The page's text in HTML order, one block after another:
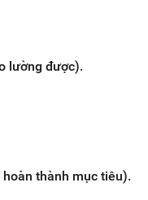
lường được).
thành mục tiêu).